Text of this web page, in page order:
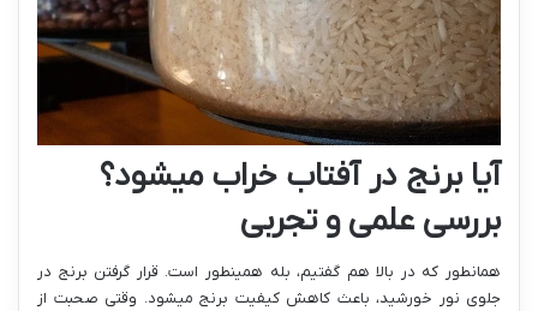
آیا برنج در آفتاب خراب میشود؟
بررسی علمی و تجربی
همانطور که در بالا هم گفتیم، بله همینطور است. قرار گرفتن برنج در
جلوی نور خورشید، باعث کاهش کیفیت برنج میشود. وقتی صحبت از